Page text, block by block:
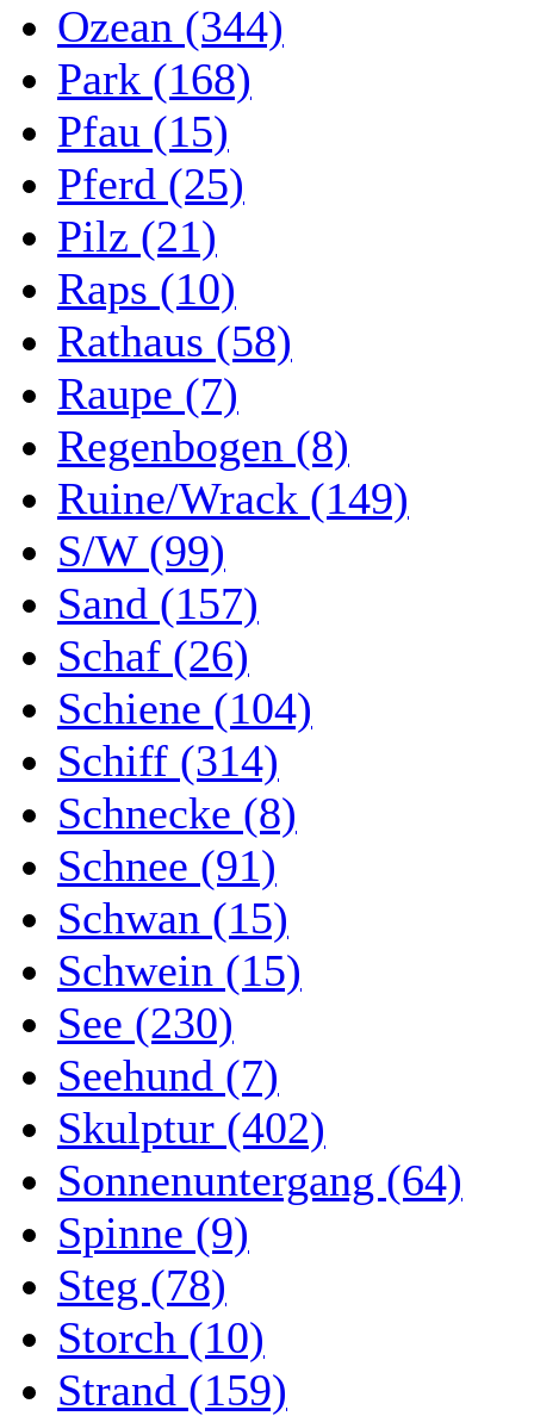
Ozean (344)
Park (168)
Pfau (15)
Pferd (25)
Pilz (21)
Raps (10)
Rathaus (58)
Raupe (7)
Regenbogen (8)
Ruine/Wrack (149)
S/W (99)
Sand (157)
Schaf (26)
Schiene (104)
Schiff (314)
Schnecke (8)
Schnee (91)
Schwan (15)
Schwein (15)
See (230)
Seehund (7)
Skulptur (402)
Sonnenuntergang (64)
Spinne (9)
Steg (78)
Storch (10)
Strand (159)